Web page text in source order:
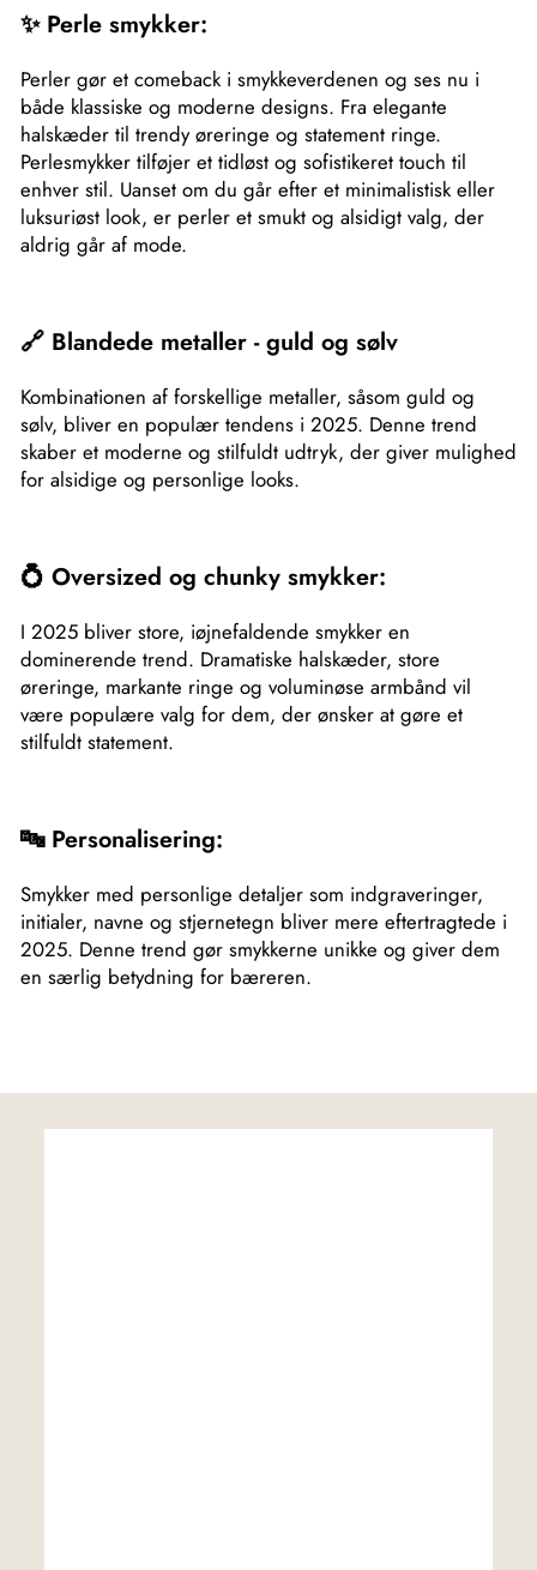
✨ Perle smykker:
Perler gør et comeback i smykkeverdenen og ses nu i
både klassiske og moderne designs. Fra elegante
halskæder til trendy øreringe og statement ringe.
Perlesmykker tilføjer et tidløst og sofistikeret touch til
enhver stil. Uanset om du går efter et minimalistisk eller
luksuriøst look, er perler et smukt og alsidigt valg, der
aldrig går af mode.
🔗 Blandede metaller - guld og sølv
Kombinationen af forskellige metaller, såsom guld og
sølv, bliver en populær tendens i 2025. Denne trend
skaber et moderne og stilfuldt udtryk, der giver mulighed
for alsidige og personlige looks.
💍 Oversized og chunky smykker:
I 2025 bliver store, iøjnefaldende smykker en
dominerende trend. Dramatiske halskæder, store
øreringe, markante ringe og voluminøse armbånd vil
være populære valg for dem, der ønsker at gøre et
stilfuldt statement.
🔤 Personalisering:
Smykker med personlige detaljer som indgraveringer,
initialer, navne og stjernetegn bliver mere eftertragtede i
2025. Denne trend gør smykkerne unikke og giver dem
en særlig betydning for bæreren.